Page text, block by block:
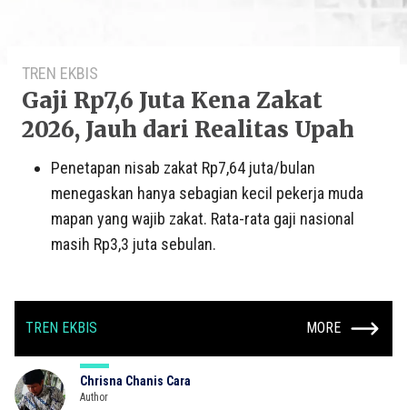
TREN EKBIS
Gaji Rp7,6 Juta Kena Zakat
2026, Jauh dari Realitas Upah
Penetapan nisab zakat Rp7,64 juta/bulan
menegaskan hanya sebagian kecil pekerja muda
mapan yang wajib zakat. Rata-rata gaji nasional
masih Rp3,3 juta sebulan.
TREN EKBIS MORE
Chrisna Chanis Cara
Author